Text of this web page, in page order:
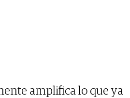
amplifica lo que ya